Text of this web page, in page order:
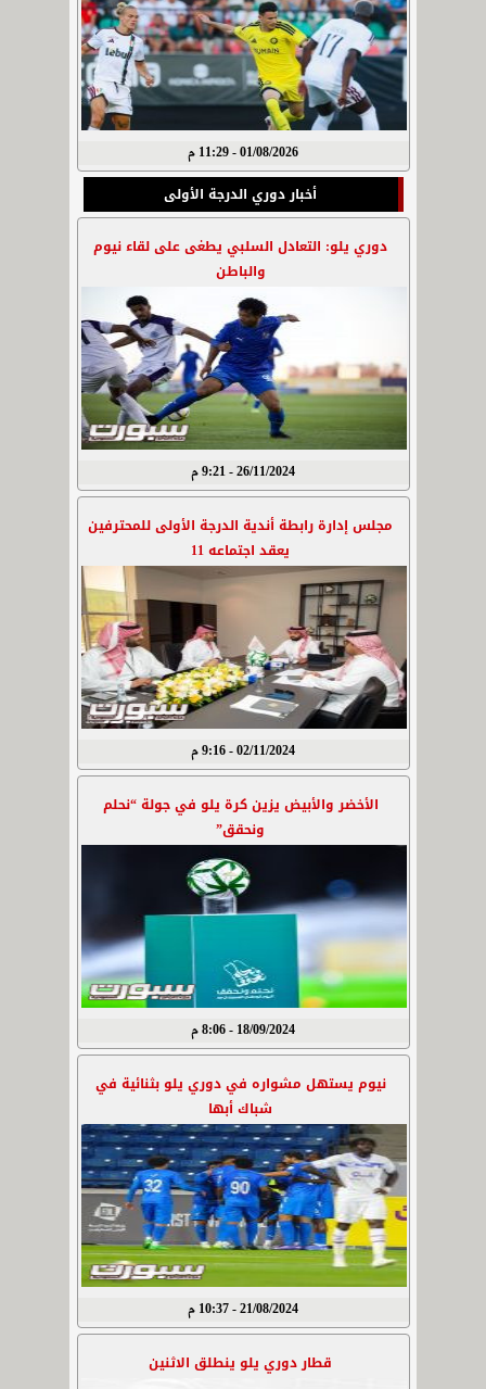
01/08/2026 - 11:29 م
أخبار دوري الدرجة الأولى
دوري يلو: التعادل السلبي يطغى على لقاء نيوم
والباطن
26/11/2024 - 9:21 م
مجلس إدارة رابطة أندية الدرجة الأولى للمحترفين
يعقد اجتماعه 11
02/11/2024 - 9:16 م
الأخضر والأبيض يزين كرة يلو في جولة “نحلم
ونحقق”
18/09/2024 - 8:06 م
نيوم يستهل مشواره في دوري يلو بثنائية في
شباك أبها
21/08/2024 - 10:37 م
قطار دوري يلو ينطلق الاثنين